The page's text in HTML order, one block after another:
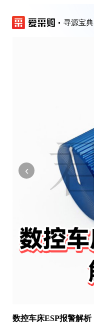
寻源宝典
‹
数控车床ESP报警解析